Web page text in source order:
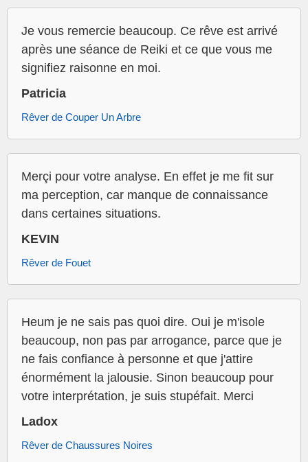
Je vous remercie beaucoup. Ce rêve est arrivé
après une séance de Reiki et ce que vous me
signifiez raisonne en moi.
Patricia
Rêver de Couper Un Arbre
Merçi pour votre analyse. En effet je me fit sur
ma perception, car manque de connaissance
dans certaines situations.
KEVIN
Rêver de Fouet
Heum je ne sais pas quoi dire. Oui je m'isole
beaucoup, non pas par arrogance, parce que je
ne fais confiance à personne et que j'attire
énormément la jalousie. Sinon beaucoup pour
votre interprétation, je suis stupéfait. Merci
Ladox
Rêver de Chaussures Noires